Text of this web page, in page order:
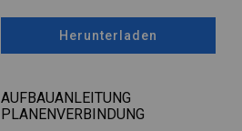
Herunterladen
AUFBAUANLEITUNG
PLANENVERBINDUNG